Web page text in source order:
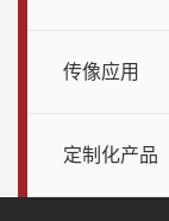
传像应用
定制化产品